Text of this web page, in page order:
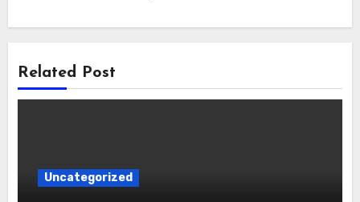
Related Post
Uncategorized